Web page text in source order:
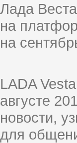
Лада
на
на
LADA
августе
новости,
для